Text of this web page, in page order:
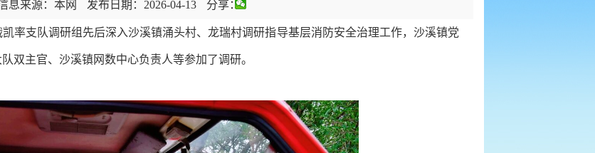
息来源：本网 发布日期：2026-04-13 分享：
率支队调研组先后深入沙溪镇涌头村、龙瑞村调研指导基层消防安全治理工作，沙溪镇党
双主官、沙溪镇网数中心负责人等参加了调研。